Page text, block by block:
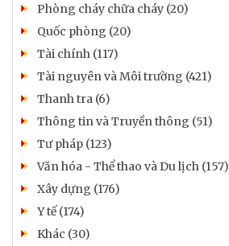
Phòng cháy chữa cháy (20)
Quốc phòng (20)
Tài chính (117)
Tài nguyên và Môi trường (421)
Thanh tra (6)
Thông tin và Truyền thông (51)
Tư pháp (123)
Văn hóa - Thể thao và Du lịch (157)
Xây dựng (176)
Y tế (174)
Khác (30)